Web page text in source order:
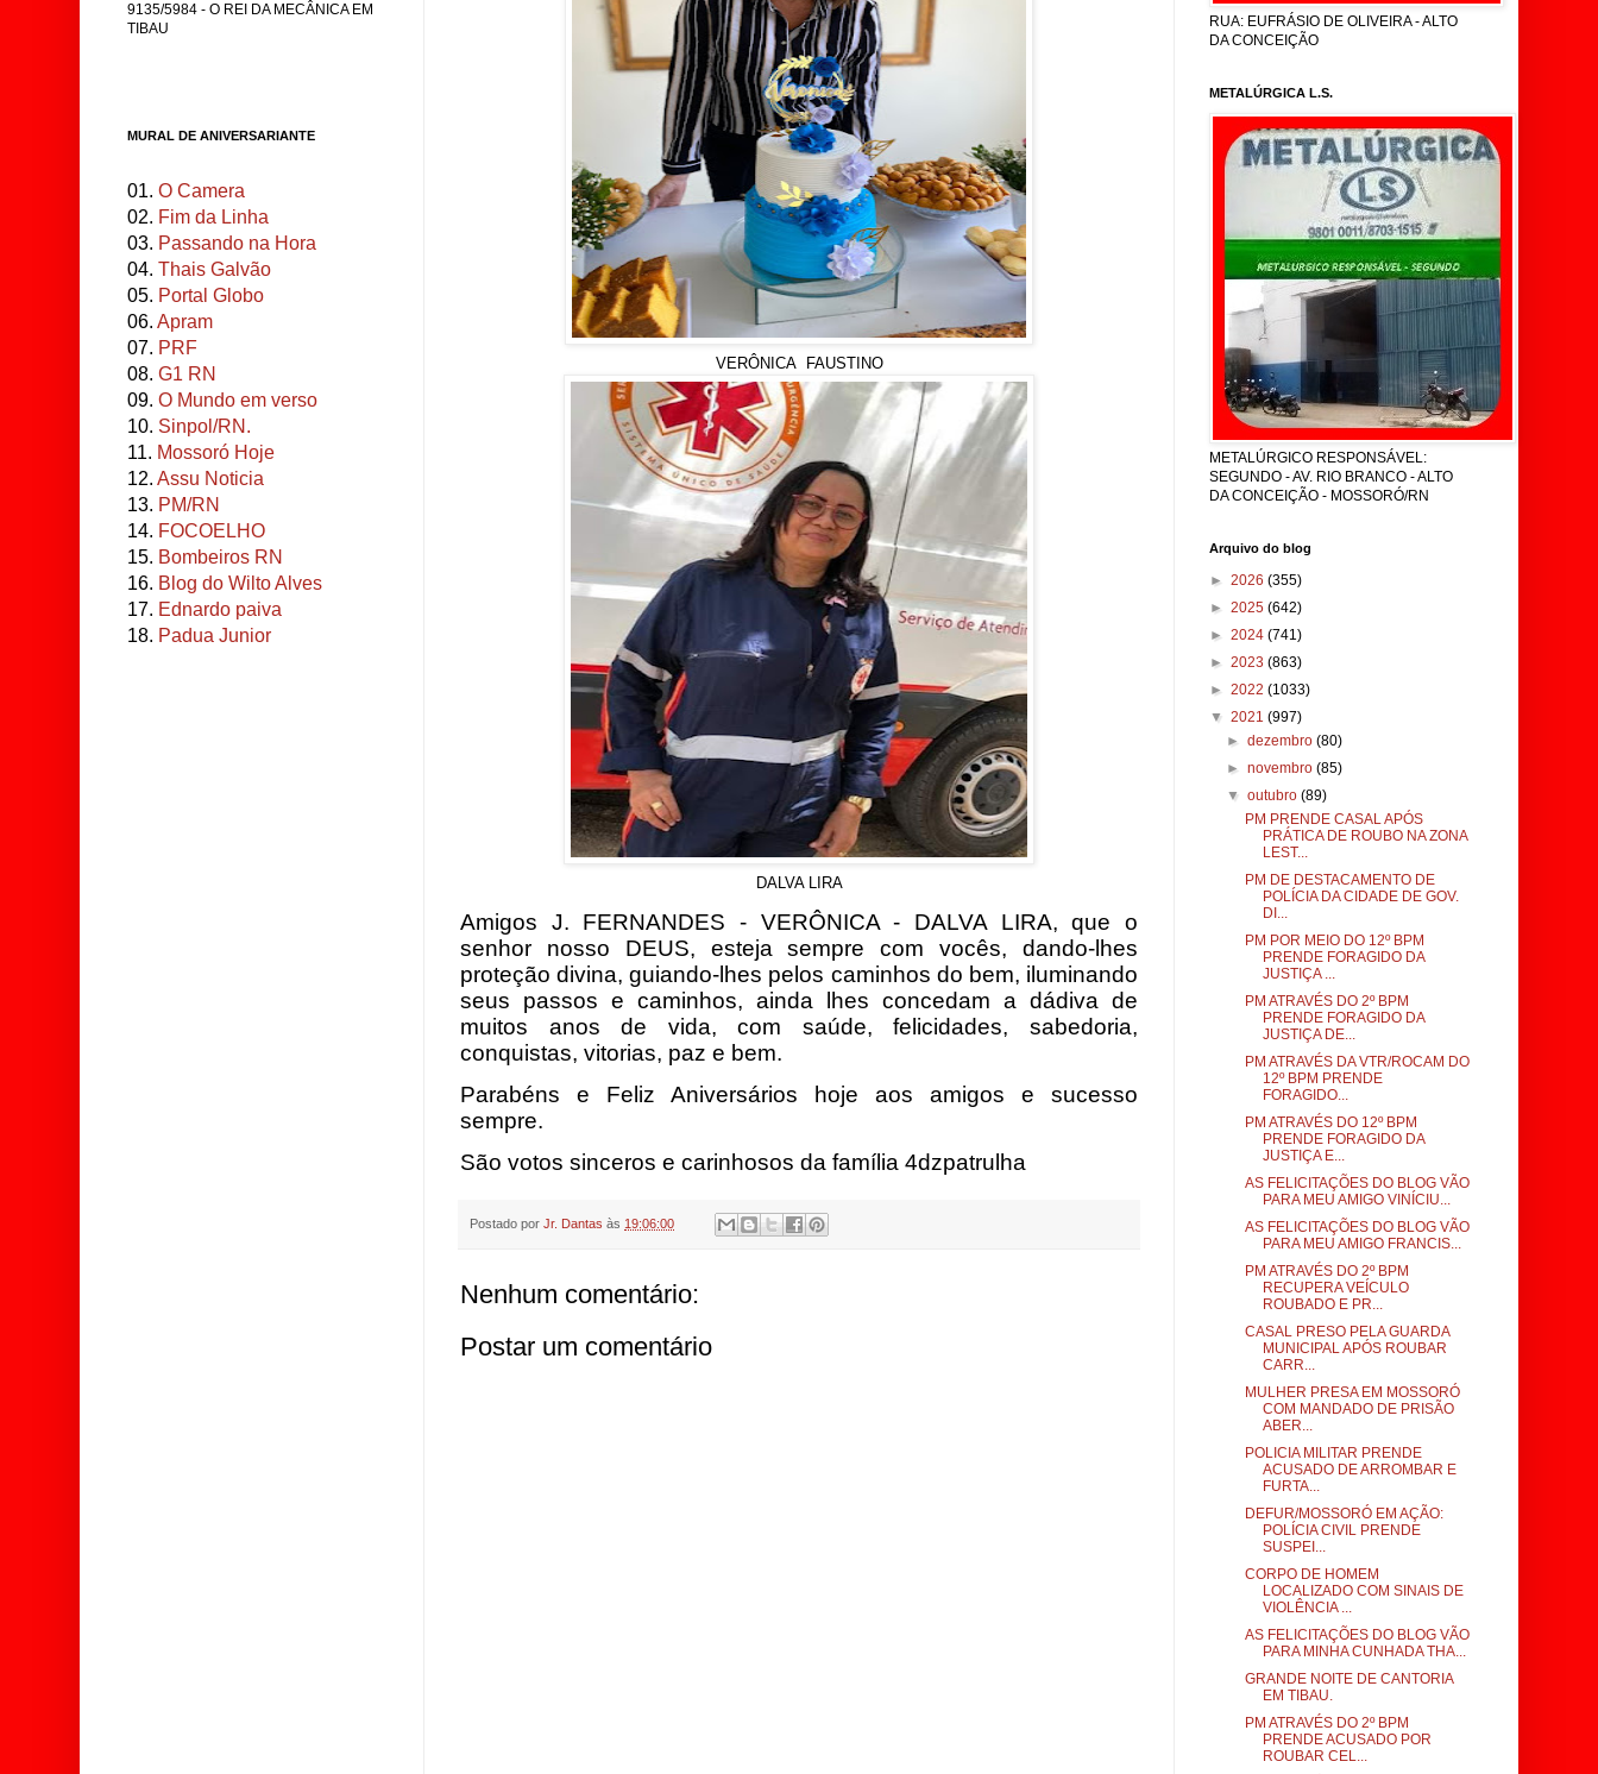
VERÔNICA FAUSTINO
DALVA LIRA
Amigos J. FERNANDES - VERÔNICA - DALVA LIRA, que o
senhor nosso DEUS, esteja sempre com vocês, dando-lhes
proteção divina, guiando-lhes pelos caminhos do bem, iluminando
seus passos e caminhos, ainda lhes concedam a dádiva de
muitos anos de vida, com saúde, felicidades, sabedoria,
conquistas, vitorias, paz e bem.
Parabéns e Feliz Aniversários hoje aos amigos e sucesso
sempre.
São votos sinceros e carinhosos da família 4dzpatrulha
Postado por Jr. Dantas às 19:06:00
Nenhum comentário:
Postar um comentário
9135/5984 - O REI DA MECÂNICA EM
TIBAU
MURAL DE ANIVERSARIANTE
01. O Camera
02. Fim da Linha
03. Passando na Hora
04. Thais Galvão
05. Portal Globo
06. Apram
07. PRF
08. G1 RN
09. O Mundo em verso
10. Sinpol/RN.
11. Mossoró Hoje
12. Assu Noticia
13. PM/RN
14. FOCOELHO
15. Bombeiros RN
16. Blog do Wilto Alves
17. Ednardo paiva
18. Padua Junior
RUA: EUFRÁSIO DE OLIVEIRA - ALTO
DA CONCEIÇÃO
METALÚRGICA L.S.
METALÚRGICO RESPONSÁVEL:
SEGUNDO - AV. RIO BRANCO - ALTO
DA CONCEIÇÃO - MOSSORÓ/RN
Arquivo do blog
► 2026 (355)
► 2025 (642)
► 2024 (741)
► 2023 (863)
► 2022 (1033)
▼ 2021 (997)
►dezembro(80)
►novembro(85)
▼outubro(89)
PM PRENDE CASAL APÓS
PRÁTICA DE ROUBO NA ZONA
LEST...
PM DE DESTACAMENTO DE
POLÍCIA DA CIDADE DE GOV.
DI...
PM POR MEIO DO 12º BPM
PRENDE FORAGIDO DA
JUSTIÇA ...
PM ATRAVÉS DO 2º BPM
PRENDE FORAGIDO DA
JUSTIÇA DE...
PM ATRAVÉS DA VTR/ROCAM DO
12º BPM PRENDE
FORAGIDO...
PM ATRAVÉS DO 12º BPM
PRENDE FORAGIDO DA
JUSTIÇA E...
AS FELICITAÇÕES DO BLOG VÃO
PARA MEU AMIGO VINÍCIU...
AS FELICITAÇÕES DO BLOG VÃO
PARA MEU AMIGO FRANCIS...
PM ATRAVÉS DO 2º BPM
RECUPERA VEÍCULO
ROUBADO E PR...
CASAL PRESO PELA GUARDA
MUNICIPAL APÓS ROUBAR
CARR...
MULHER PRESA EM MOSSORÓ
COM MANDADO DE PRISÃO
ABER...
POLICIA MILITAR PRENDE
ACUSADO DE ARROMBAR E
FURTA...
DEFUR/MOSSORÓ EM AÇÃO:
POLÍCIA CIVIL PRENDE
SUSPEI...
CORPO DE HOMEM
LOCALIZADO COM SINAIS DE
VIOLÊNCIA ...
AS FELICITAÇÕES DO BLOG VÃO
PARA MINHA CUNHADA THA...
GRANDE NOITE DE CANTORIA
EM TIBAU.
PM ATRAVÉS DO 2º BPM
PRENDE ACUSADO POR
ROUBAR CEL...